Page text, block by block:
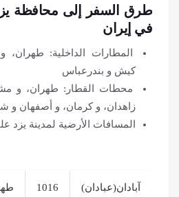
طرق السفر إلى محافظة
في إيران
المطارات الداخلية:
كيش و بندرعباس
محطات القطار: طهران، و
زاهدان، و كرمان، و أصفهان و
المسافات الأرضية لمدينة يزد
آبادان(عبادان) 1016